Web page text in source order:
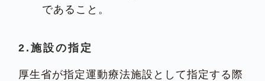
であること。
2.施設の指定
厚生省が指定運動療法施設として指定する際